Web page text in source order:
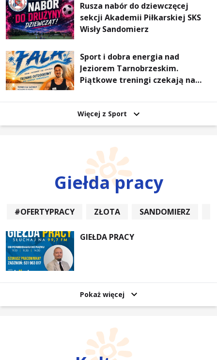
Rusza nabór do dziewczęcej
sekcji Akademii Piłkarskiej SKS
Wisły Sandomierz
Sport i dobra energia nad
Jeziorem Tarnobrzeskim.
Piątkowe treningi czekają na
Więcej z Sport
Giełda pracy
#OFERTYPRACY ZŁOTA SANDOMIERZ
GIEŁDA PRACY
Pokaż więcej